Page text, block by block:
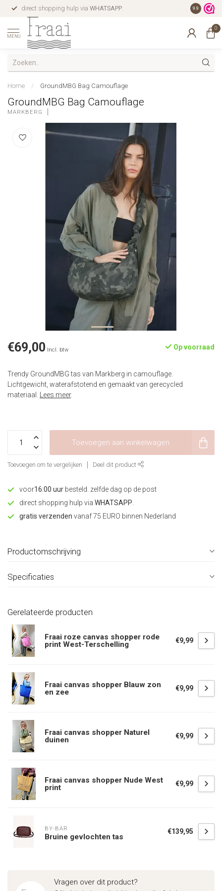
direct shopping hulp via WHATSAPP. gratis
9.9
MENU
0
Home / GroundMBG Bag Camouflage
GroundMBG Bag Camouflage
MARKBERG
€69,00 Incl. btw Op voorraad
Trendy GroundMBG tas van Markberg in camouflage.
Lichtgewicht, waterafstotend en gemaakt van gerecycled
materiaal.
Lees meer.
Toevoegen aan winkelwagen
Toevoegen om te vergelijken Deel dit product
voor16:00 uur besteld. zelfde dag op de post
direct shopping hulp via WHATSAPP
gratis verzenden vanaf 75 EURO binnen Nederland
Productomschrijving
Specificaties
Gerelateerde producten
Fraai roze canvas shopper rode
print West-Terschelling
€9,99
Fraai canvas shopper Blauw zon
en zee
€9,99
Fraai canvas shopper Naturel
duinen
€9,99
Fraai canvas shopper Nude West
print
€9,99
BY-BAR
Bruine gevlochten tas
€139,95
Vragen over dit product?